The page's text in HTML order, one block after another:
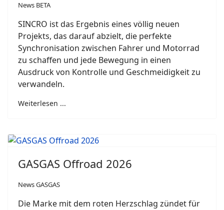
News BETA
SINCRO ist das Ergebnis eines völlig neuen
Projekts, das darauf abzielt, die perfekte
Synchronisation zwischen Fahrer und Motorrad
zu schaffen und jede Bewegung in einen
Ausdruck von Kontrolle und Geschmeidigkeit zu
verwandeln.
Weiterlesen ...
GASGAS Offroad 2026
News GASGAS
Die Marke mit dem roten Herzschlag zündet für